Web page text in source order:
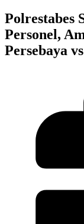
Polrestabes
Personel,
Persebaya